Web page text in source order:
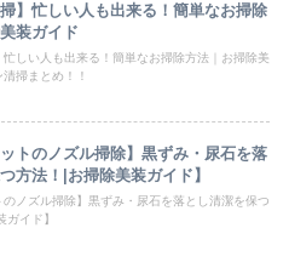
掃】忙しい人も出来る！簡単なお掃除
装ガイド
忙しい人も出来る！簡単なお掃除方法｜お掃除美
掃まとめ！！
ットのノズル掃除】黒ずみ・尿石を落
方法！|お掃除美装ガイド】
のノズル掃除】黒ずみ・尿石を落とし清潔を保つ
イド】